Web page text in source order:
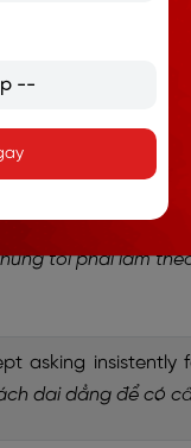
on
về sự hoàn
insistent that we
tôi phải làm
asking insistently
dai dẳng để có